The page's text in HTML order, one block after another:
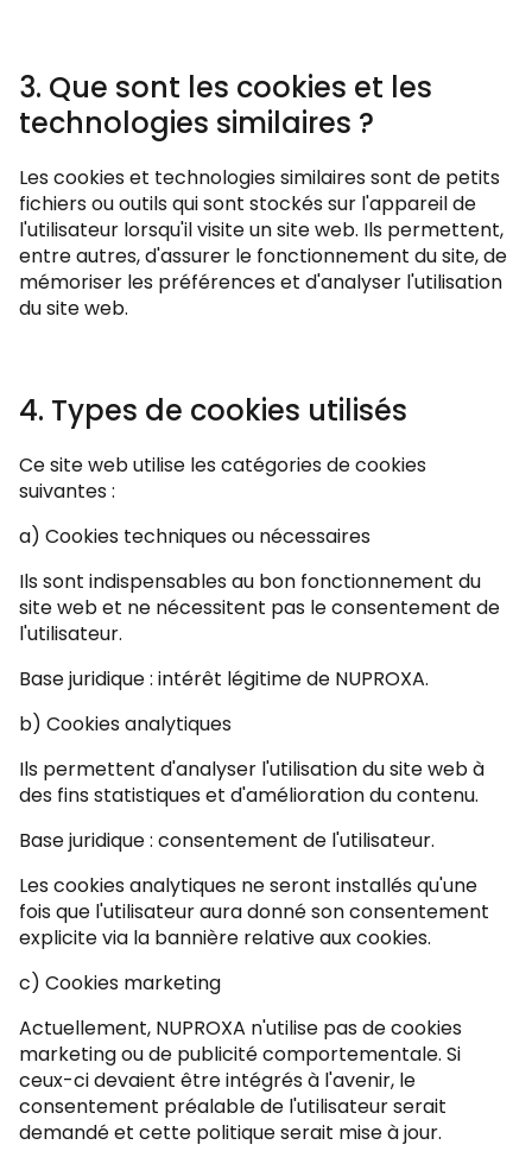
3. Que sont les cookies et les
technologies similaires ?
Les cookies et technologies similaires sont de petits
fichiers ou outils qui sont stockés sur l'appareil de
l'utilisateur lorsqu'il visite un site web. Ils permettent,
entre autres, d'assurer le fonctionnement du site, de
mémoriser les préférences et d'analyser l'utilisation
du site web.
4. Types de cookies utilisés
Ce site web utilise les catégories de cookies
suivantes :
a) Cookies techniques ou nécessaires
Ils sont indispensables au bon fonctionnement du
site web et ne nécessitent pas le consentement de
l'utilisateur.
Base juridique : intérêt légitime de NUPROXA.
b) Cookies analytiques
Ils permettent d'analyser l'utilisation du site web à
des fins statistiques et d'amélioration du contenu.
Base juridique : consentement de l'utilisateur.
Les cookies analytiques ne seront installés qu'une
fois que l'utilisateur aura donné son consentement
explicite via la bannière relative aux cookies.
c) Cookies marketing
Actuellement, NUPROXA n'utilise pas de cookies
marketing ou de publicité comportementale. Si
ceux-ci devaient être intégrés à l'avenir, le
consentement préalable de l'utilisateur serait
demandé et cette politique serait mise à jour.